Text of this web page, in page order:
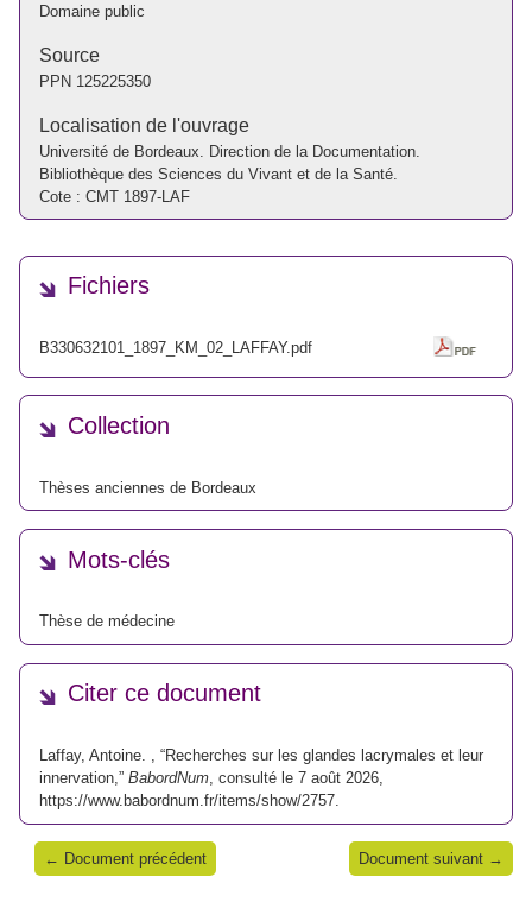
Domaine public
Source
PPN 125225350
Localisation de l'ouvrage
Université de Bordeaux. Direction de la Documentation.
Bibliothèque des Sciences du Vivant et de la Santé.
Cote : CMT 1897-LAF
Fichiers
B330632101_1897_KM_02_LAFFAY.pdf
Collection
Thèses anciennes de Bordeaux
Mots-clés
Thèse de médecine
Citer ce document
Laffay, Antoine. , “Recherches sur les glandes lacrymales et leur
innervation,” BabordNum , consulté le 7 août 2026,
https://www.babordnum.fr/items/show/2757
← Document précédent Document suivant →